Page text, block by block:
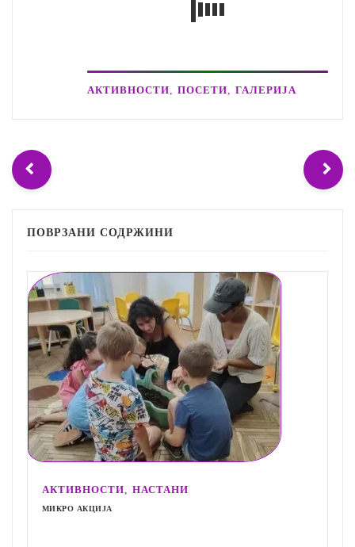
АКТИВНОСТИ,ПОСЕТИ,ГАЛЕРИЈА
ПОВРЗАНИ СОДРЖИНИ
АКТИВНОСТИ, НАСТАНИ
МИКРО АКЦИЈА